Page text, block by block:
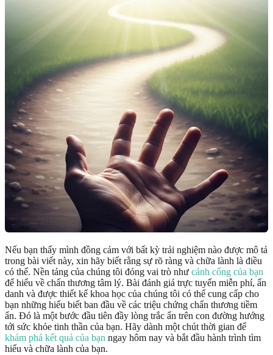
Nếu bạn thấy mình đồng cảm với bất kỳ trải nghiệm nào được mô tả
trong bài viết này, xin hãy biết rằng sự rõ ràng và chữa lành là điều
có thể. Nền tảng của chúng tôi đóng vai trò như cánh cổng của bạn
để hiểu về chấn thương tâm lý. Bài đánh giá trực tuyến miễn phí, ẩn
danh và được thiết kế khoa học của chúng tôi có thể cung cấp cho
bạn những hiểu biết ban đầu về các triệu chứng chấn thương tiềm
ẩn. Đó là một bước đầu tiên đầy lòng trắc ẩn trên con đường hướng
tới sức khỏe tinh thần của bạn. Hãy dành một chút thời gian để
khám phá kết quả của bạn ngay hôm nay và bắt đầu hành trình tìm
hiểu và chữa lành của bạn.